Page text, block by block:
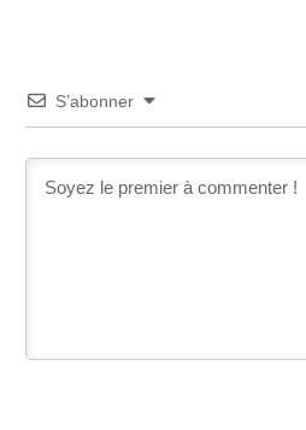
S’abonner